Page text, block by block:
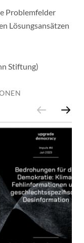
Problemfelder
Lösungsansätzen
Stiftung)